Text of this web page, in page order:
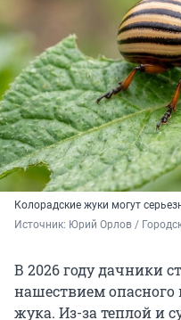
Колорадские жуки могут
Источник: Юрий Орлов /
В 2026 году дачники
нашествием опасного
жука. Из-за теплой и